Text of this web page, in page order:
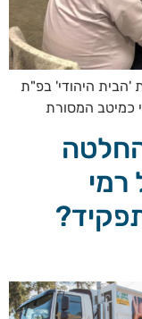
'הבית היהודי' בפ"ת
כמיטב המסורת
רמי